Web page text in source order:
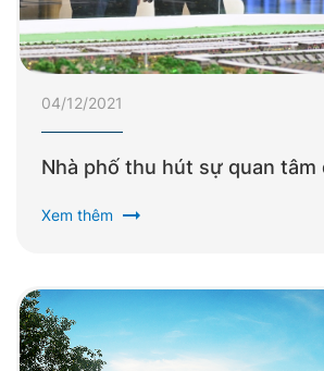
04/12/2021
Nhà phố thu hút sự quan tâm
Xem thêm arrow_right_alt